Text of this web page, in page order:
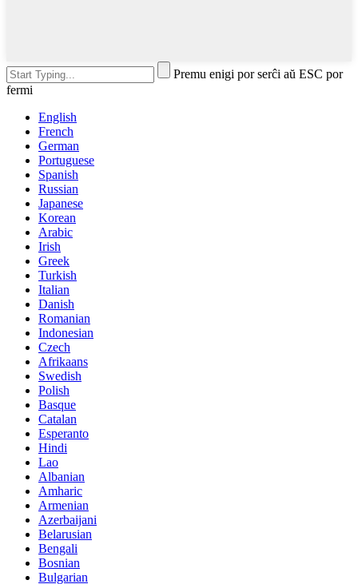
Premu enigi por serĉi aŭ ESC por
fermi
English
French
German
Portuguese
Spanish
Russian
Japanese
Korean
Arabic
Irish
Greek
Turkish
Italian
Danish
Romanian
Indonesian
Czech
Afrikaans
Swedish
Polish
Basque
Catalan
Esperanto
Hindi
Lao
Albanian
Amharic
Armenian
Azerbaijani
Belarusian
Bengali
Bosnian
Bulgarian